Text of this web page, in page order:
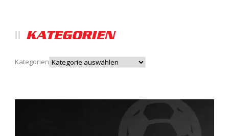
KATEGORIEN
Kategorien